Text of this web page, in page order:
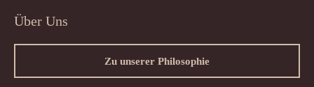
Über Uns
Zu unserer Philosophie